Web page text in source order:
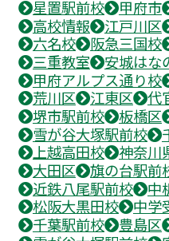
星置駅前校
甲府市
高校情報
江戸川区
六名校
阪急三国校
三重教室
安城はな
甲府アルプス通り校
荒川区
江東区 代
堺市駅前校
板橋区
雪が谷大塚駅前校
上越高田校
神奈川
大田区
旗の台駅前
近鉄八尾駅前校
中
松阪大黒田校
中学
千葉駅前校
豊島区